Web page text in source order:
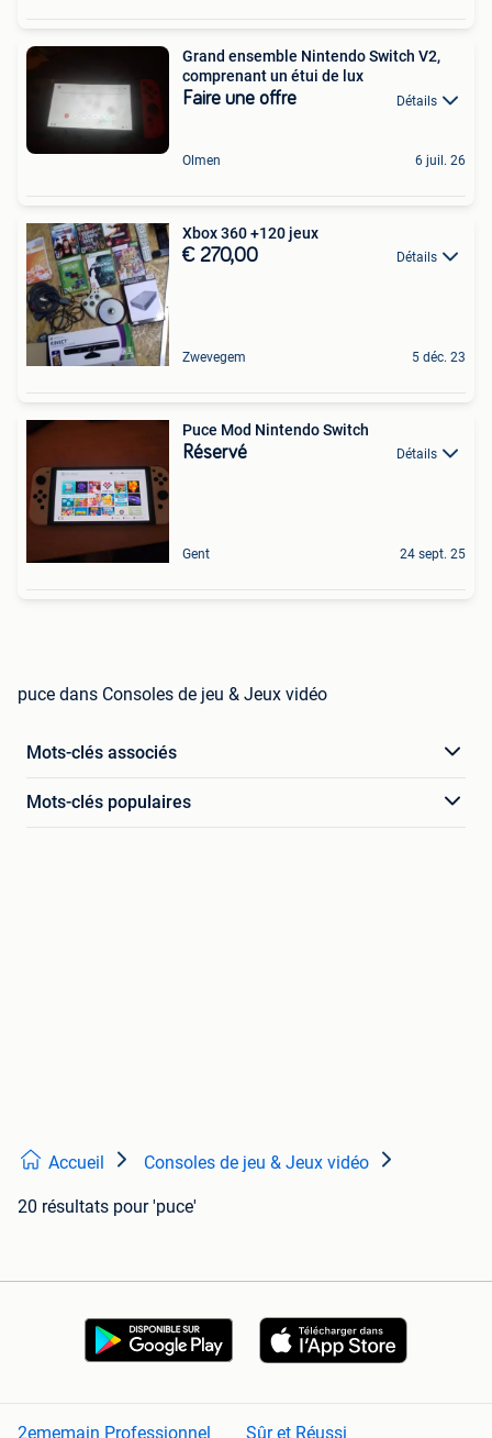
Grand ensemble Nintendo Switch V2,
comprenant un étui de lux
Faire une offre Détails
Olmen 6 juil. 26
Xbox 360 +120 jeux
€ 270,00 Détails
Zwevegem 5 déc. 23
Puce Mod Nintendo Switch
Réservé Détails
Gent 24 sept. 25
puce dans Consoles de jeu & Jeux vidéo
Mots-clés associés
Mots-clés populaires
Accueil Consoles de jeu & Jeux vidéo
20 résultats pour 'puce'
2ememain Professionnel Sûr et Réussi